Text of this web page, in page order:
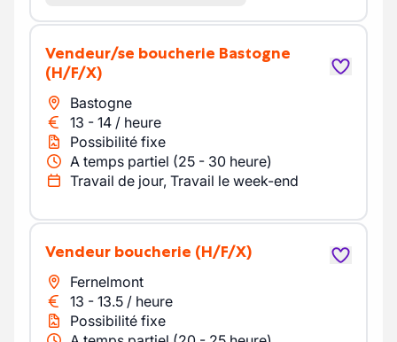
Vendeur/se boucherie Bastogne
(H/F/X)
Bastogne
13 - 14 / heure
Possibilité fixe
A temps partiel (25 - 30 heure)
Travail de jour, Travail le week-end
Vendeur boucherie (H/F/X)
Fernelmont
13 - 13.5 / heure
Possibilité fixe